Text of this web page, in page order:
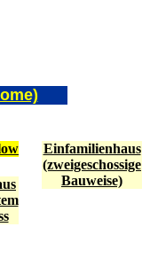
Einfamilienhaus
(zweigeschossige
Bauweise)